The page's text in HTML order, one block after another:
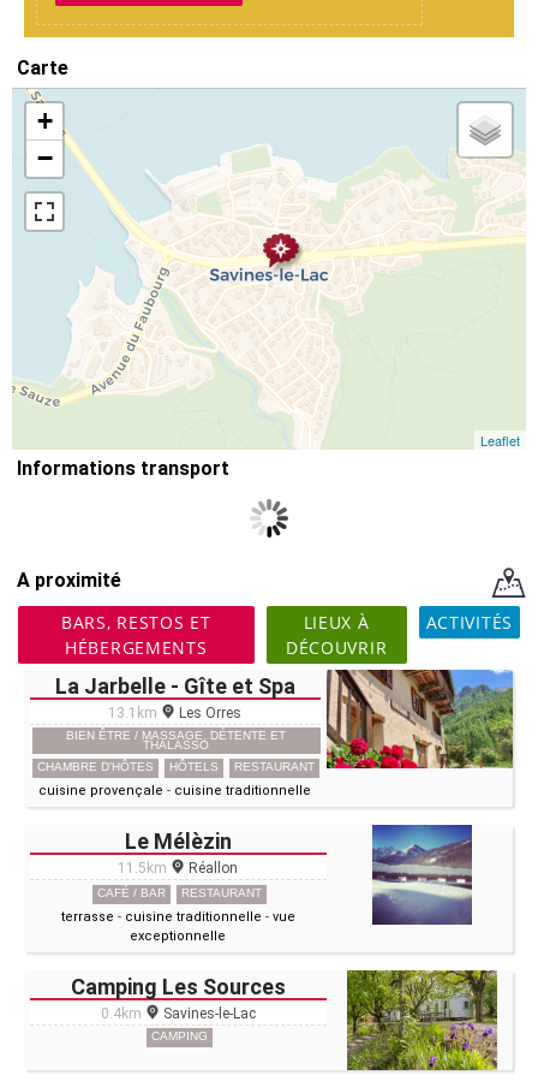
Carte
+
−
Leaflet
Informations transport
A proximité
BARS, RESTOS ET
HÉBERGEMENTS
LIEUX À
DÉCOUVRIR
ACTIVITÉS
La Jarbelle - Gîte et Spa
13.1km Les Orres
BIEN ÊTRE / MASSAGE, DÉTENTE ET
THALASSO
CHAMBRE D'HÔTES
HÔTELS RESTAURANT
cuisine provençale - cuisine traditionnelle
Le Mélèzin
11.5km Réallon
CAFÉ / BAR RESTAURANT
terrasse - cuisine traditionnelle - vue
exceptionnelle
Camping Les Sources
0.4km Savines-le-Lac
CAMPING